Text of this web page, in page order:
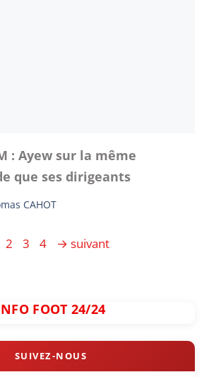
: Ayew sur la même
que ses dirigeants
CAHOT
Page
2 Page
3 Page
4 → suivant
FOOT 24/24